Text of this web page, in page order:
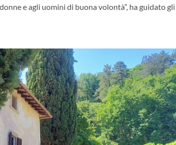
e agli uomini di buona volontà”, ha guidato